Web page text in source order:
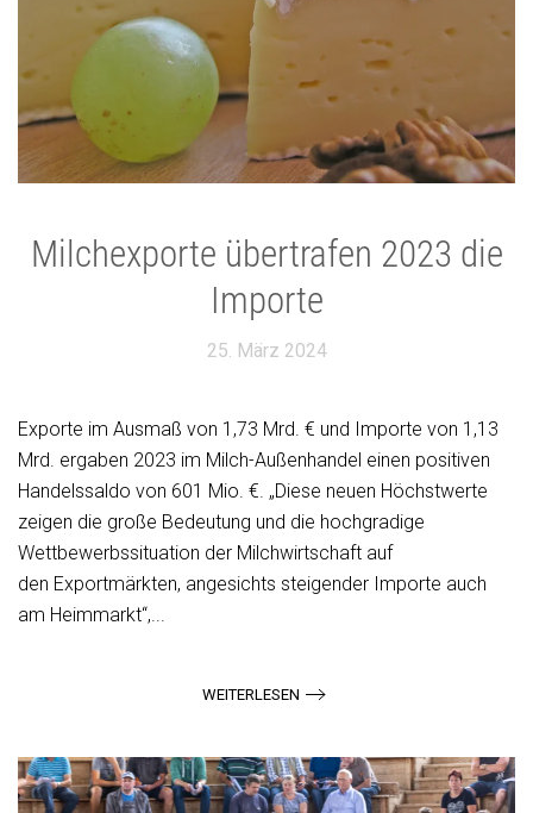
Milchexporte übertrafen 2023 die
Importe
25. März 2024
Exporte im Ausmaß von 1,73 Mrd. € und Importe von 1,13
Mrd. ergaben 2023 im Milch-Außenhandel einen positiven
Handelssaldo von 601 Mio. €. „Diese neuen Höchstwerte
zeigen die große Bedeutung und die hochgradige
Wettbewerbssituation der Milchwirtschaft auf
den Exportmärkten, angesichts steigender Importe auch
am Heimmarkt“,...
WEITERLESEN